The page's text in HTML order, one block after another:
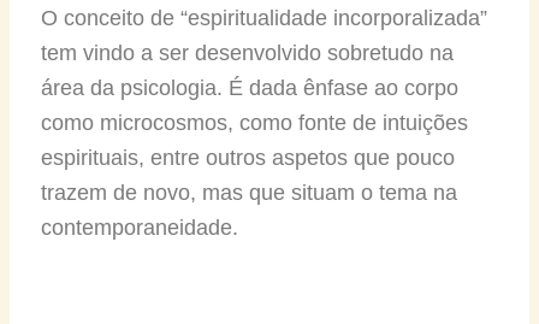
O conceito de “espiritualidade incorporalizada”
tem vindo a ser desenvolvido sobretudo na
área da psicologia. É dada ênfase ao corpo
como microcosmos, como fonte de intuições
espirituais, entre outros aspetos que pouco
trazem de novo, mas que situam o tema na
contemporaneidade.